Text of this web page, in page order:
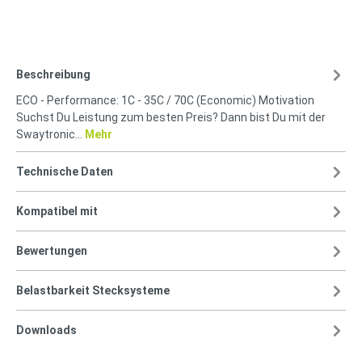
Beschreibung
ECO - Performance: 1C - 35C / 70C (Economic) Motivation
Suchst Du Leistung zum besten Preis? Dann bist Du mit der
Swaytronic…
Mehr
Technische Daten
Kompatibel mit
Bewertungen
Belastbarkeit Stecksysteme
Downloads